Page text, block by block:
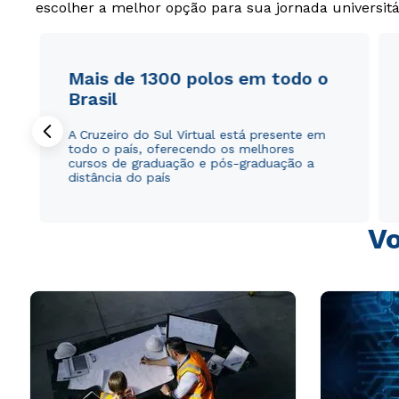
escolher a melhor opção para sua jornada
Mais de 1300 polos em todo o
Brasil
A Cruzeiro do Sul Virtual está presente em
todo o país, oferecendo os melhores
cursos de graduação e pós-graduação a
distância do país